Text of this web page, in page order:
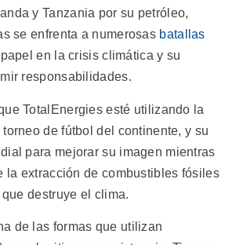
y Tanzania por su petróleo,
se enfrenta a numerosas batallas
en la crisis climática y su
responsabilidades.
TotalEnergies esté utilizando la
de fútbol del continente, y su
para mejorar su imagen mientras
la extracción de combustibles fósiles
destruye el clima.
de las formas que utilizan